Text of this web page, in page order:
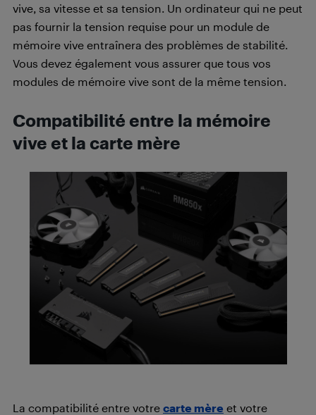
vive, sa vitesse et sa tension. Un ordinateur qui ne peut
pas fournir la tension requise pour un module de
mémoire vive entraînera des problèmes de stabilité.
Vous devez également vous assurer que tous vos
modules de mémoire vive sont de la même tension.
Compatibilité entre la mémoire
vive et la carte mère
La compatibilité entre votre carte mère et votre